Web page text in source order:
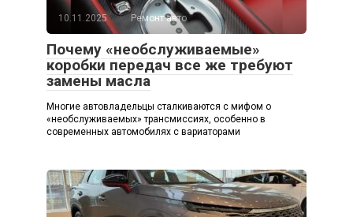
10.11.2025 Ремонт авто
Почему «необслуживаемые»
коробки передач все же требуют
замены масла
Многие автовладельцы сталкиваются с мифом о
«необслуживаемых» трансмиссиях, особенно в
современных автомобилях с вариаторами